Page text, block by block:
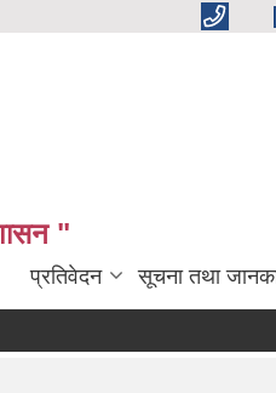
"
प्रतिवेदन सूचना तथा